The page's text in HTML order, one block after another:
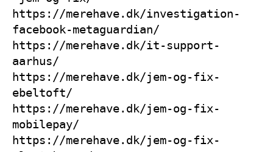
https://merehave.dk/investigation-
facebook-metaguardian/
https://merehave.dk/it-support-
aarhus/
https://merehave.dk/jem-og-fix-
ebeltoft/
https://merehave.dk/jem-og-fix-
mobilepay/
https://merehave.dk/jem-og-fix-